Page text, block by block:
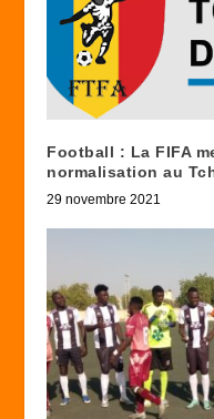
Football : La FIFA
normalisation au
29 novembre 2021